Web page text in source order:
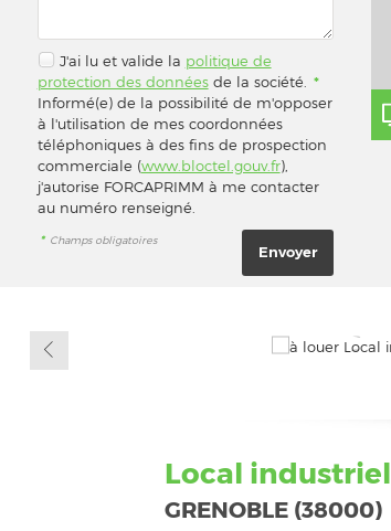
J'ai lu et valide la politique de
protection des donnéesde la société. *
Informé(e) de la possibilité de m'opposer
à l'utilisation de mes coordonnées
téléphoniques à des fins de prospection
commerciale (www.bloctel.gouv.fr),
j'autorise FORCAPRIMM à me contacter
au numéro renseigné.
* Champs obligatoires
Local industriel
GRENOBLE (38000)